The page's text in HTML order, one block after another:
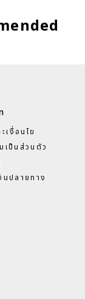
เงื่อนไข
เป็นส่วนตัว
นปลายทาง